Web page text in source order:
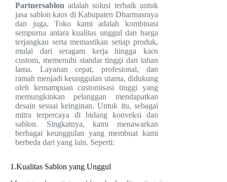
Partnersablon adalah solusi terbaik untuk
jasa sablon kaos di Kabupaten Dharmasraya
dan juga, Toko kami adalah kombinasi
sempurna antara kualitas unggul dan harga
terjangkau serta memastikan setiap produk,
mulai dari seragam kerja hingga kaos
custom, memenuhi standar tinggi dan tahan
lama. Layanan cepat, profesional, dan
ramah menjadi keunggulan utama, didukung
oleh kemampuan customisasi tinggi yang
memungkinkan pelanggan mendapatkan
desain sesuai keinginan. Untuk itu, sebagai
mitra terpercaya di bidang konveksi dan
sablon. Singkatnya, kami menawarkan
berbagai keunggulan yang membuat kami
berbeda dari yang lain. Seperti:
1.Kualitas Sablon yang Unggul